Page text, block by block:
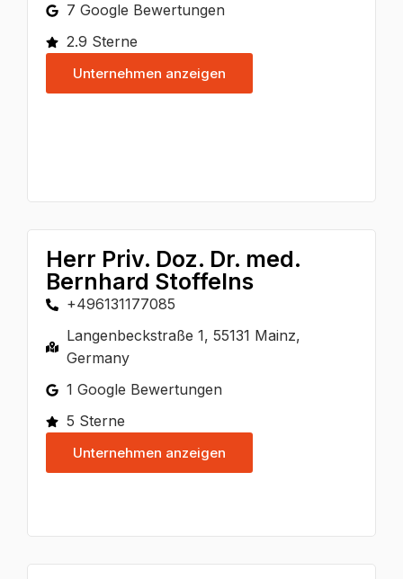
7 Google Bewertungen
2.9 Sterne
Unternehmen anzeigen
Herr Priv. Doz. Dr. med.
Bernhard Stoffelns
+496131177085
Langenbeckstraße 1, 55131 Mainz,
Germany
1 Google Bewertungen
5 Sterne
Unternehmen anzeigen